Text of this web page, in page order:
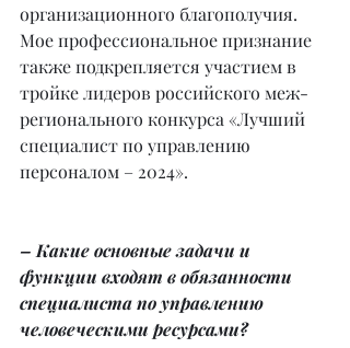
организационного благополучия.
Мое профессиональное признание
также подкрепляется участием в
тройке лидеров российского меж-
регионального конкурса «Лучший
специалист по управлению
персоналом – 2024».
– Какие основные задачи и
функции входят в обязанности
специалиста по управлению
человеческими ресурсами?